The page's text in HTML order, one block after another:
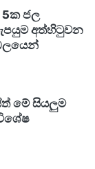
5ක ජල
අත්හිටුවන
මේ සියලුම